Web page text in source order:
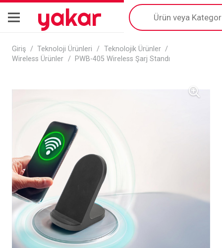
yakar
Products
search
Giriş / Teknoloji Ürünleri / Teknolojik Ürünler /
Wireless Ürünler / PWB-405 Wireless Şarj Standı